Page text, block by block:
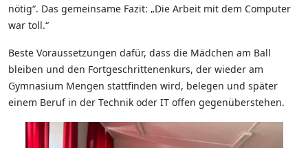
nötig“. Das gemeinsame Fazit: „Die Arbeit mit dem Computer
war toll.“
Beste Voraussetzungen dafür, dass die Mädchen am Ball
bleiben und den Fortgeschrittenenkurs, der wieder am
Gymnasium Mengen stattfinden wird, belegen und später
einem Beruf in der Technik oder IT offen gegenüberstehen.